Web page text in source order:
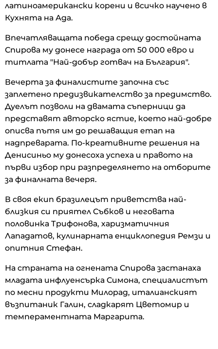
латиноамерикански корени и всичко научено в
Кухнята на Ада.
Впечатляващата победа срещу достойната
Спирова му донесе награда от 50 000 евро и
титлата "Най-добър готвач на България".
Вечерта за финалистите започна със
заплетено предизвикателство за предимство.
Дуелът позволи на двамата съперници да
представят авторско ястие, което най-добре
описва пътя им до решаващия етап на
надпреварата. По-креативните решения на
Денисиньо му донесоха успеха и правото на
първи избор при разпределянето на отборите
за финалната вечеря.
В своя екип бразилецът приветства най-
близкия си приятел Събков и неговата
половинка Трифонова, харизматичния
Лападатов, кулинарната енциклопедия Ремзи и
опитния Стефан.
На страната на огнената Спирова застанаха
младата инфлуенсърка Симона, специалистът
по месни продукти Милорад, италианският
възпитаник Галин, сладкарят Цветомир и
темпераментната Маргарита.